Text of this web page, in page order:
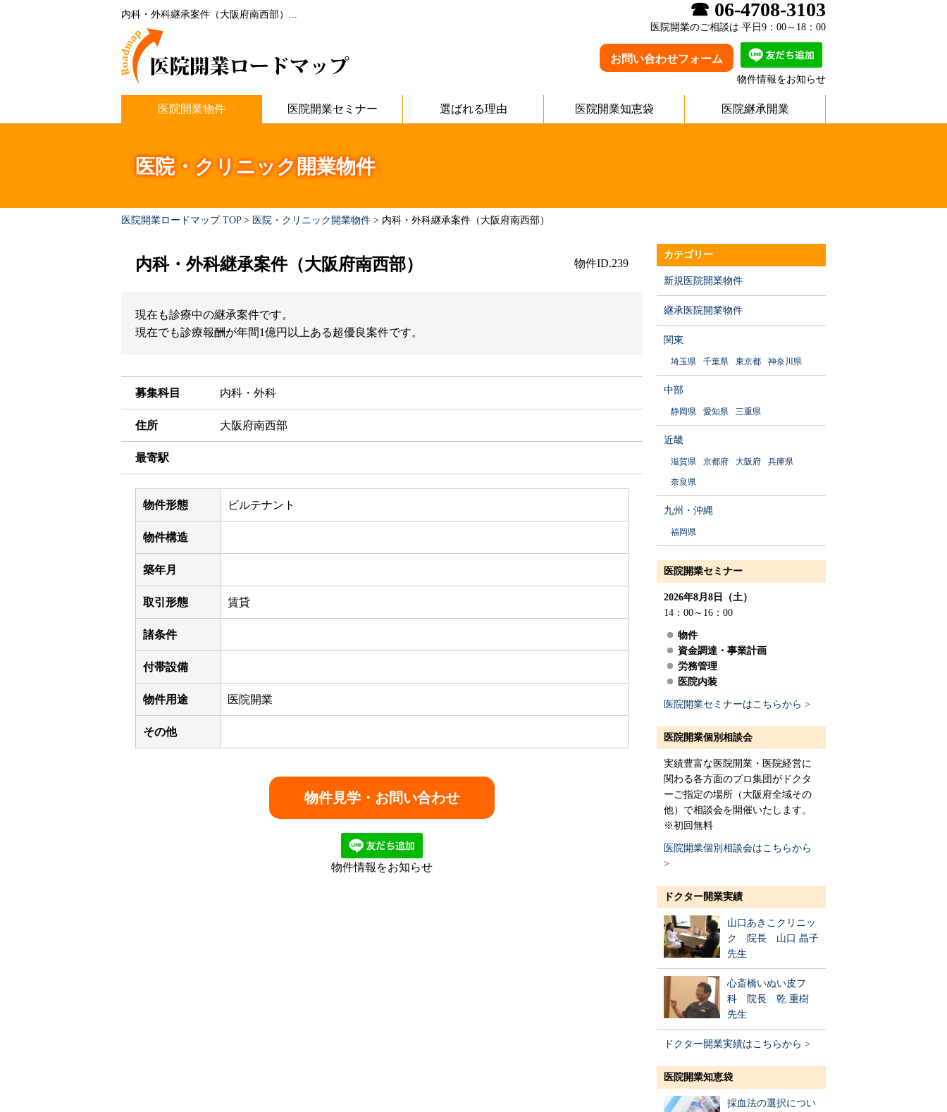
内科・外科継承案件（大阪府南西部）... ☎ 06-4708-3103
医院開業のご相談は 平日9：00～18：00
お問い合わせフォーム
物件情報をお知らせ
医院開業物件 医院開業セミナー 選ばれる理由 医院開業知恵袋 医院継承開業
医院・クリニック開業物件
医院開業ロードマップ TOP> 医院・クリニック開業物件 > 内科・外科継承案件（大阪府南西部）
物件ID.239
内科・外科継承案件（大阪府南西部）
現在も診療中の継承案件です。
現在でも診療報酬が年間1億円以上ある超優良案件です。
募集科目 内科・外科
住所 大阪府南西部
最寄駅
物件形態 ビルテナント
物件構造
築年月
取引形態 賃貸
諸条件
付帯設備
物件用途 医院開業
その他
物件情報をお知らせ
カテゴリー
新規医院開業物件
継承医院開業物件
関東
埼玉県 千葉県 東京都 神奈川県
中部
静岡県 愛知県 三重県
近畿
滋賀県 京都府 大阪府 兵庫県
奈良県
九州・沖縄
福岡県
医院開業セミナー
2026年8月8日（土）
14：00～16：00
物件
資金調達・事業計画
労務管理
医院内装
医院開業セミナーはこちらから >
医院開業個別相談会
実績豊富な医院開業・医院経営に
関わる各方面のプロ集団がドクタ
ーご指定の場所（大阪府全域その
他）で相談会を開催いたします。
※初回無料
医院開業個別相談会はこちらから
>
ドクター開業実績
山口あきこクリニッ
ク 院長 山口 晶子
先生
心斎橋いぬい皮フ
科 院長 乾 重樹
先生
ドクター開業実績はこちらから >
医院開業知恵袋
採血法の選択につい